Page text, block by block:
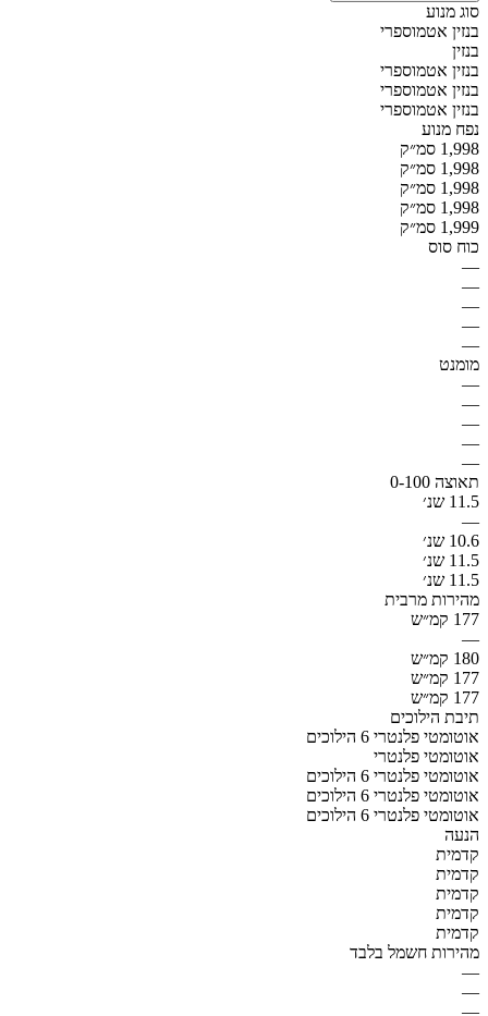
סוג מנוע
בנזין אטמוספרי
בנזין
בנזין אטמוספרי
בנזין אטמוספרי
בנזין אטמוספרי
נפח מנוע
1,998 סמ״ק
1,998 סמ״ק
1,998 סמ״ק
1,998 סמ״ק
1,999 סמ״ק
כוח סוס
—
—
—
—
—
מומנט
—
—
—
—
—
תאוצה 0-100
11.5 שנ׳
—
10.6 שנ׳
11.5 שנ׳
11.5 שנ׳
מהירות מרבית
177 קמ״ש
—
180 קמ״ש
177 קמ״ש
177 קמ״ש
תיבת הילוכים
אוטומטי פלנטרי 6 הילוכים
אוטומטי פלנטרי
אוטומטי פלנטרי 6 הילוכים
אוטומטי פלנטרי 6 הילוכים
אוטומטי פלנטרי 6 הילוכים
הנעה
קדמית
קדמית
קדמית
קדמית
קדמית
מהירות חשמל בלבד
—
—
—